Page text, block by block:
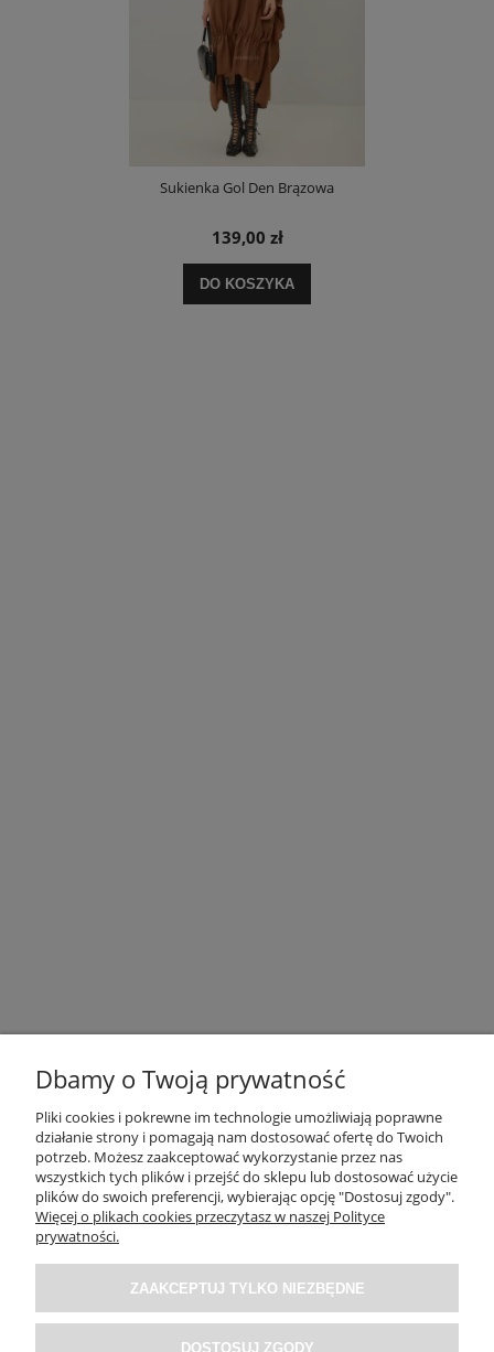
Sukienka Gol Den Brązowa
139,00 zł
DO KOSZYKA
OBSŁUGA KLIENTA
O NAS / INFORMACJE
MOJE KONTO
Dbamy o Twoją prywatność
Pliki cookies i pokrewne im technologie umożliwiają poprawne
działanie strony i pomagają nam dostosować ofertę do Twoich
potrzeb. Możesz zaakceptować wykorzystanie przez nas
wszystkich tych plików i przejść do sklepu lub dostosować użycie
plików do swoich preferencji, wybierając opcję "Dostosuj zgody".
Więcej o plikach cookies przeczytasz w naszej Polityce
prywatności.
ZAAKCEPTUJ TYLKO NIEZBĘDNE
DOSTOSUJ ZGODY